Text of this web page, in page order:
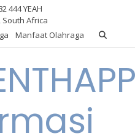
444 YEAH
South Africa
Manfaat Olahraga